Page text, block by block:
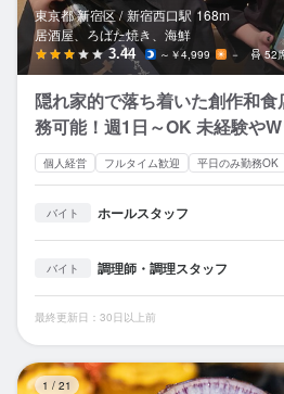
東京都 新宿区 / 新宿西口駅 168m
居酒屋、ろばた焼き、海鮮
3.44 ～￥4,999 － 52
隠れ家的で落ち着いた創作和
務可能！週1日～OK 未経験や
個人経営 フルタイム歓迎 平日のみ勤務OK
バイト ホールスタッフ
バイト 調理師・調理スタッフ
最終更新日：30日以上前
1 / 21